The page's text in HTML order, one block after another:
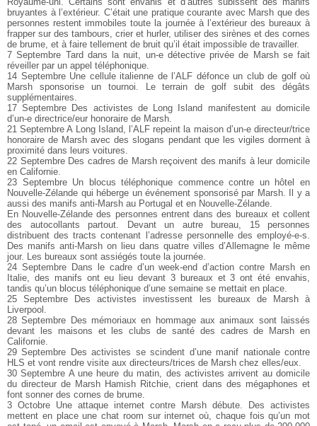
bruyantes à l’extérieur. C’était une pratique courante avec Marsh que des
personnes restent immobiles toute la journée à l’extérieur des bureaux à
frapper sur des tambours, crier et hurler, utiliser des sirènes et des cornes
de brume, et à faire tellement de bruit qu’il était impossible de travailler.
7 Septembre Tard dans la nuit, un-e détective privée de Marsh se fait
réveiller par un appel téléphonique.
14 Septembre Une cellule italienne de l’ALF défonce un club de golf où
Marsh sponsorise un tournoi. Le terrain de golf subit des dégâts
supplémentaires.
17 Septembre Des activistes de Long Island manifestent au domicile
d’un-e directrice/eur honoraire de Marsh.
21 Septembre A Long Island, l’ALF repeint la maison d’un-e directeur/trice
honoraire de Marsh avec des slogans pendant que les vigiles dorment à
proximité dans leurs voitures.
22 Septembre Des cadres de Marsh reçoivent des manifs à leur domicile
en Californie.
23 Septembre Un blocus téléphonique commence contre un hôtel en
Nouvelle-Zélande qui héberge un événement sponsorisé par Marsh. Il y a
aussi des manifs anti-Marsh au Portugal et en Nouvelle-Zélande.
En Nouvelle-Zélande des personnes entrent dans des bureaux et collent
des autocollants partout. Devant un autre bureau, 15 personnes
distribuent des tracts contenant l’adresse personnelle des employé-e-s.
Des manifs anti-Marsh on lieu dans quatre villes d’Allemagne le même
jour. Les bureaux sont assiégés toute la journée.
24 Septembre Dans le cadre d’un week-end d’action contre Marsh en
Italie, des manifs ont eu lieu devant 3 bureaux et 3 ont été envahis,
tandis qu’un blocus téléphonique d’une semaine se mettait en place.
25 Septembre Des activistes investissent les bureaux de Marsh à
Liverpool.
28 Septembre Des mémoriaux en hommage aux animaux sont laissés
devant les maisons et les clubs de santé des cadres de Marsh en
Californie.
29 Septembre Des activistes se scindent d’une manif nationale contre
HLS et vont rendre visite aux directeurs/trices de Marsh chez elles/eux.
30 Septembre A une heure du matin, des activistes arrivent au domicile
du directeur de Marsh Hamish Ritchie, crient dans des mégaphones et
font sonner des cornes de brume.
3 Octobre Une attaque internet contre Marsh débute. Des activistes
mettent en place une chat room sur internet où, chaque fois qu’un mot